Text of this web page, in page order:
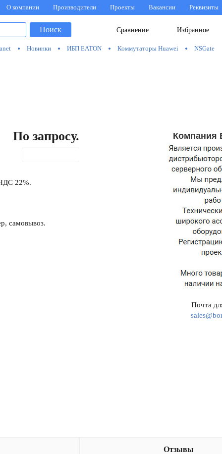
О компании Производители Проекты Вакансии Реквизиты
Избранное
Сравнение
Поиск
Новинки ИБП EATON Коммутаторы Huawei NSGate
По запросу.
22%.
самовывоз.
Компания
Почта
Отзывы